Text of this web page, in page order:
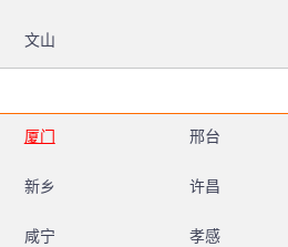
文山
厦门 邢台
新乡 许昌
咸宁 孝感